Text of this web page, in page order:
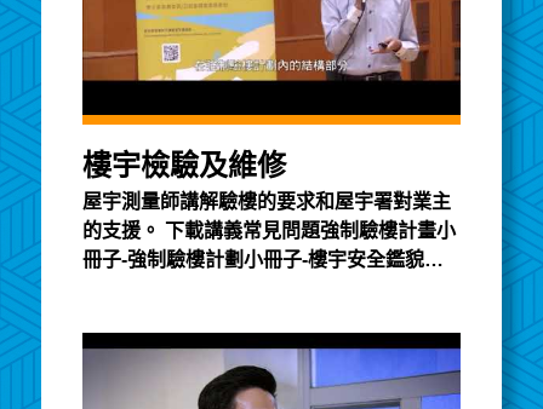
樓宇檢驗及維修
屋宇測量師講解驗樓的要求和屋宇署對業主
的支援。 下載講義常見問題強制驗樓計畫小
冊子-強制驗樓計劃小冊子-樓宇安全鑑貌辨